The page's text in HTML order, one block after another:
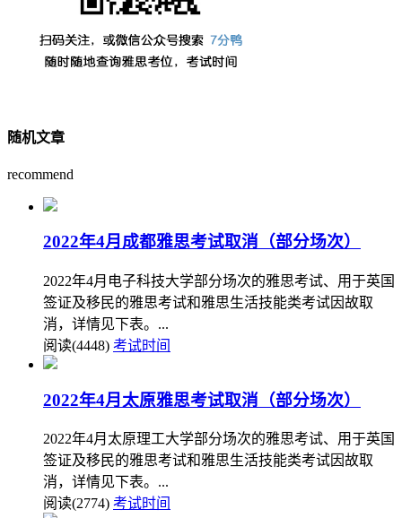
随机文章
recommend
2022年4月成都雅思考试取消（部分场次）
2022年4月电子科技大学部分场次的雅思考试、用于英国
签证及移民的雅思考试和雅思生活技能类考试因故取
消，详情见下表。...
阅读(4448) 考试时间
2022年4月太原雅思考试取消（部分场次）
2022年4月太原理工大学部分场次的雅思考试、用于英国
签证及移民的雅思考试和雅思生活技能类考试因故取
消，详情见下表。...
阅读(2774) 考试时间